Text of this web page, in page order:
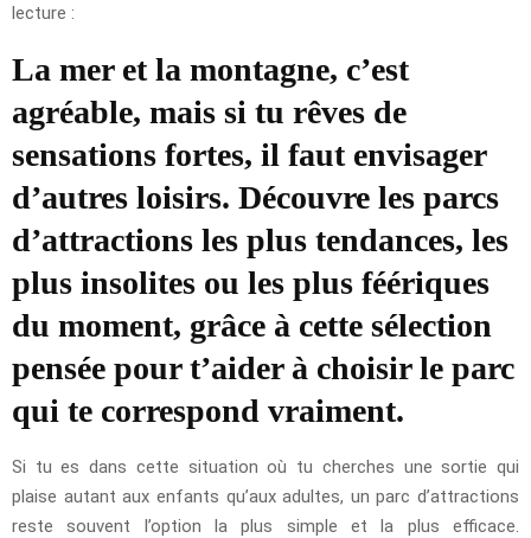
lecture :
La mer et la montagne, c’est
agréable, mais si tu rêves de
sensations fortes, il faut envisager
d’autres loisirs. Découvre les parcs
d’attractions les plus tendances, les
plus insolites ou les plus féériques
du moment, grâce à cette sélection
pensée pour t’aider à choisir le parc
qui te correspond vraiment.
Si tu es dans cette situation où tu cherches une sortie qui
plaise autant aux enfants qu’aux adultes, un parc d’attractions
reste souvent l’option la plus simple et la plus efficace.